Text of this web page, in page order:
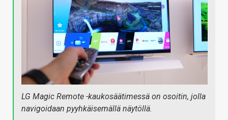
LG Magic Remote -kaukosäätimessä on osoitin, jolla
navigoidaan pyyhkäisemällä näytöllä.